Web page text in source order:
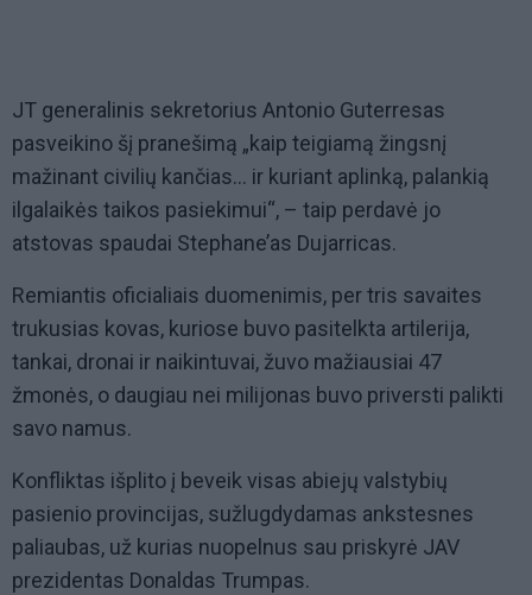
JT generalinis sekretorius Antonio Guterresas
pasveikino šį pranešimą „kaip teigiamą žingsnį
mažinant civilių kančias… ir kuriant aplinką, palankią
ilgalaikės taikos pasiekimui“, – taip perdavė jo
atstovas spaudai Stephane’as Dujarricas.
Remiantis oficialiais duomenimis, per tris savaites
trukusias kovas, kuriose buvo pasitelkta artilerija,
tankai, dronai ir naikintuvai, žuvo mažiausiai 47
žmonės, o daugiau nei milijonas buvo priversti palikti
savo namus.
Konfliktas išplito į beveik visas abiejų valstybių
pasienio provincijas, sužlugdydamas ankstesnes
paliaubas, už kurias nuopelnus sau priskyrė JAV
prezidentas Donaldas Trumpas.